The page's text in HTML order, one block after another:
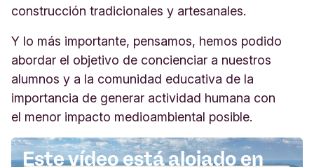
construcción tradicionales y artesanales.
Y lo más importante, pensamos, hemos podido
abordar el objetivo de concienciar a nuestros
alumnos y a la comunidad educativa de la
importancia de generar actividad humana con
el menor impacto medioambiental posible.
Este vídeo está alojado en